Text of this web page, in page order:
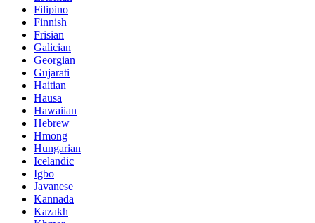
Filipino
Finnish
Frisian
Galician
Georgian
Gujarati
Haitian
Hausa
Hawaiian
Hebrew
Hmong
Hungarian
Icelandic
Igbo
Javanese
Kannada
Kazakh